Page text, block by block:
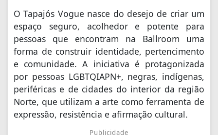
O Tapajós Vogue nasce do desejo de criar um
espaço seguro, acolhedor e potente para
pessoas que encontram na Ballroom uma
forma de construir identidade, pertencimento
e comunidade. A iniciativa é protagonizada
por pessoas LGBTQIAPN+, negras, indígenas,
periféricas e de cidades do interior da região
Norte, que utilizam a arte como ferramenta de
expressão, resistência e afirmação cultural.
Publicidade